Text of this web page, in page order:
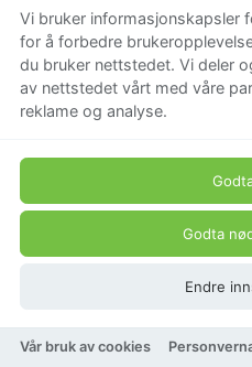
Vi bruker informasjonskapsler
for å forbedre
du bruker nettstedet. Vi deler
av nettstedet vårt med våre
reklame og analyse.
Godta
Endre
Vår bruk av cookies